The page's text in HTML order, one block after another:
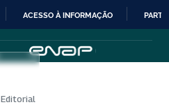
IR
PARA
CONTEÚDO
ACESSO À INFORMAÇÃO
Editorial